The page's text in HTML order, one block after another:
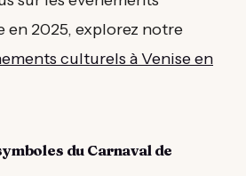
en 2025, explorez notre
culturels à Venise en
du Carnaval de